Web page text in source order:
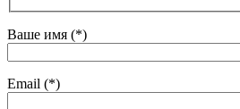
Ваше имя (*)
Email (*)